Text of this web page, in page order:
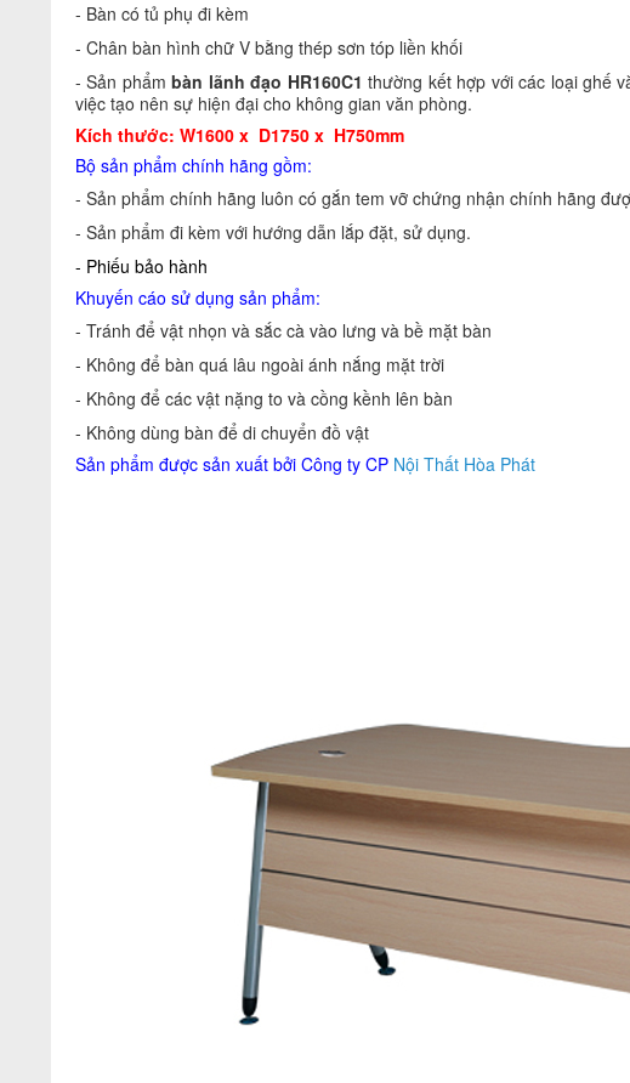
- Bàn có tủ phụ đi kèm
- Chân bàn hình chữ V bằng thép sơn tóp liền khối
- Sản phẩmbàn lãnh đạo HR160C1 thường kết hợp với các loại ghế
việc tạo nên sự hiện đại cho không gian văn phòng.
Kích thước: W1600 x D1750 x H750mm
Bộ sản phẩm chính hãng gồm:
- Sản phẩm chính hãng luôn có gắn tem vỡ chứng nhận chính hãng
- Sản phẩm đi kèm với hướng dẫn lắp đặt, sử dụng.
- Phiếu bảo hành
Khuyến cáo sử dụng sản phẩm:
- Tránh để vật nhọn và sắc cà vào lưng và bề mặt bàn
- Không để bàn quá lâu ngoài ánh nắng mặt trời
- Không để các vật nặng to và cồng kềnh lên bàn
- Không dùng bàn để di chuyển đồ vật
Sản phẩm được sản xuất bởi Công ty CP Nội Thất Hòa Phát